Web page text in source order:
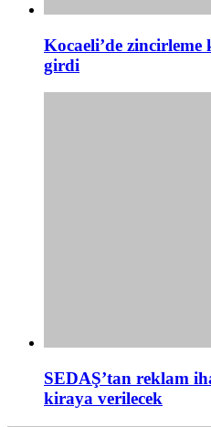
Kocaeli’de
girdi
SEDAŞ’tan reklam
kiraya verilecek